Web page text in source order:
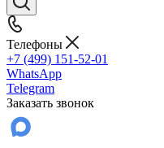
Телефоны
+7 (499) 151-52-01
WhatsApp
Telegram
Заказать звонок